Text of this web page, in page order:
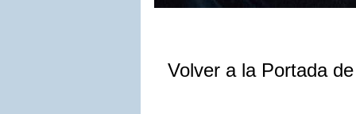
Volver a la Portada